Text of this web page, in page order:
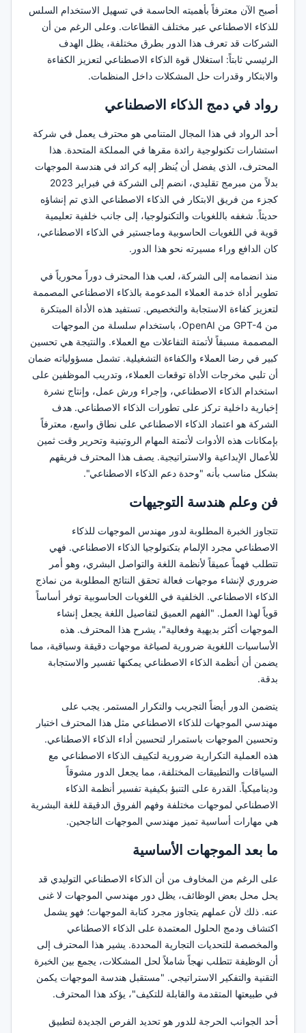
أصبح الآن معترفاً بأهميته الحاسمة في تسهيل الاستخدام السلس
للذكاء الاصطناعي عبر مختلف القطاعات. وعلى الرغم من أن
الشركات قد تعرف هذا الدور بطرق مختلفة، يظل الهدف
الرئيسي ثابتاً: استغلال قوة الذكاء الاصطناعي لتعزيز الكفاءة
والابتكار وقدرات حل المشكلات داخل المنظمات.
رواد في دمج الذكاء الاصطناعي
أحد الرواد في هذا المجال المتنامي هو محترف يعمل في شركة
استشارات تكنولوجية رائدة مقرها في المملكة المتحدة. هذا
المحترف، الذي يفضل أن يُنظر إليه كرائد في هندسة الموجهات
بدلاً من مبرمج تقليدي، انضم إلى الشركة في فبراير 2023
كجزء من فريق الابتكار في الذكاء الاصطناعي الذي تم إنشاؤه
حديثاً. شغفه باللغويات والتكنولوجيا، إلى جانب خلفية تعليمية
قوية في اللغويات الحاسوبية وماجستير في الذكاء الاصطناعي،
كان الدافع وراء مسيرته نحو هذا الدور.
منذ انضمامه إلى الشركة، لعب هذا المحترف دوراً محورياً في
تطوير أداة خدمة العملاء المدعومة بالذكاء الاصطناعي المصممة
لتعزيز كفاءة الاستجابة والتخصيص. تستفيد هذه الأداة المبتكرة
من GPT-4 من OpenAI، باستخدام سلسلة من الموجهات
المصممة مسبقاً لأتمتة التفاعلات مع العملاء. والنتيجة هي تحسين
كبير في رضا العملاء والكفاءة التشغيلية. تشمل مسؤولياته ضمان
أن تلبي مخرجات الأداة توقعات العملاء، وتدريب الموظفين على
استخدام الذكاء الاصطناعي، وإجراء ورش عمل، وإنتاج نشرة
إخبارية داخلية تركز على تطورات الذكاء الاصطناعي. هدف
الشركة هو اعتماد الذكاء الاصطناعي على نطاق واسع، معترفاً
بإمكانات هذه الأدوات لأتمتة المهام الروتينية وتحرير وقت ثمين
للأعمال الإبداعية والاستراتيجية. يصف هذا المحترف فريقهم
بشكل مناسب بأنه "وحدة دعم الذكاء الاصطناعي".
فن وعلم هندسة التوجيهات
تتجاوز الخبرة المطلوبة لدور مهندس الموجهات للذكاء
الاصطناعي مجرد الإلمام بتكنولوجيا الذكاء الاصطناعي. فهي
تتطلب فهماً عميقاً لأنظمة اللغة والتواصل البشري، وهو أمر
ضروري لإنشاء موجهات فعالة تحقق النتائج المطلوبة من نماذج
الذكاء الاصطناعي. الخلفية في اللغويات الحاسوبية توفر أساساً
قوياً لهذا العمل. "الفهم العميق لتفاصيل اللغة يجعل إنشاء
الموجهات أكثر بديهية وفعالية"، يشرح هذا المحترف. هذه
الأساسيات اللغوية ضرورية لصياغة موجهات دقيقة وسياقية، مما
يضمن أن أنظمة الذكاء الاصطناعي يمكنها تفسير والاستجابة
بدقة.
يتضمن الدور أيضاً التجريب والتكرار المستمر. يجب على
مهندسي الموجهات للذكاء الاصطناعي مثل هذا المحترف اختبار
وتحسين الموجهات باستمرار لتحسين أداء الذكاء الاصطناعي.
هذه العملية التكرارية ضرورية لتكييف الذكاء الاصطناعي مع
السياقات والتطبيقات المختلفة، مما يجعل الدور مشوقاً
وديناميكياً. القدرة على التنبؤ بكيفية تفسير أنظمة الذكاء
الاصطناعي لموجهات مختلفة وفهم الفروق الدقيقة للغة البشرية
هي مهارات أساسية تميز مهندسي الموجهات الناجحين.
ما بعد الموجهات الأساسية
على الرغم من المخاوف من أن الذكاء الاصطناعي التوليدي قد
يحل محل بعض الوظائف، يظل دور مهندسي الموجهات لا غنى
عنه. ذلك لأن عملهم يتجاوز مجرد كتابة الموجهات؛ فهو يشمل
اكتشاف ودمج الحلول المعتمدة على الذكاء الاصطناعي
والمخصصة للتحديات التجارية المحددة. يشير هذا المحترف إلى
أن الوظيفة تتطلب نهجاً شاملاً لحل المشكلات، يجمع بين الخبرة
التقنية والتفكير الاستراتيجي. "مستقبل هندسة الموجهات يكمن
في طبيعتها المتقدمة والقابلة للتكيف"، يؤكد هذا المحترف.
أحد الجوانب الحرجة للدور هو تحديد الفرص الجديدة لتطبيق